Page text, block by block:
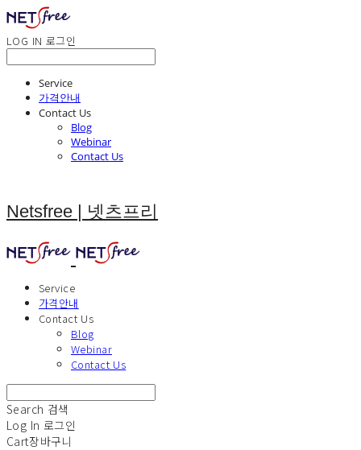
LOG IN 로그인
Service
가격안내
Contact Us
Blog
Webinar
Contact Us
Netsfree | 넷츠프리
Service
가격안내
Contact Us
Blog
Webinar
Contact Us
Search 검색
Log In 로그인
Cart장바구니